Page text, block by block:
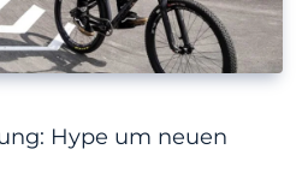
Hype um neuen